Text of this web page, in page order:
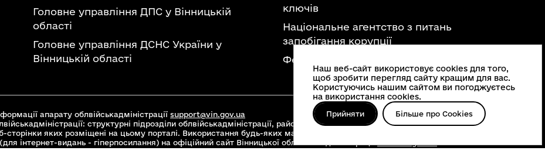
Головне управління ДПС у Вінницькій
області
Головне управління ДСНС України у
Вінницькій області
ключів
Національне агентство з питань
запобігання корупції
Федерація професійних спілок України
апарату облвійськадміністрації support@vin.gov.ua
структурні підрозділи облвійськадміністрації, районні військові адміністрації, територіальні
сторінки яких розміщені на цьому порталі. Використання будь-яких матеріалів, що опубліковані на цьому сайті,
інтернет-видань - гіперпосилання) на офіційний сайт Вінницької облвійськадміністрації
Наш веб-сайт використовує cookies для того,
щоб зробити перегляд сайту кращим для вас.
Користуючись нашим сайтом ви погоджуєтесь
на використання cookies.
Прийняти Більше про Cookies